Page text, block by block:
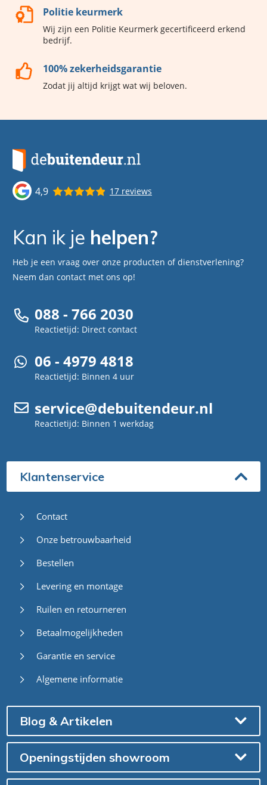
Politie keurmerk
Wij zijn een Politie Keurmerk gecertificeerd erkend
bedrijf.
100% zekerheidsgarantie
Zodat jij altijd krijgt wat wij beloven.
4,9 17 reviews
Kan ik je helpen?
Heb je een vraag over onze producten of dienstverlening?
Neem dan contact met ons op!
088 - 766 2030
Reactietijd: Direct contact
06 - 4979 4818
Reactietijd: Binnen 4 uur
service@debuitendeur.nl
Reactietijd: Binnen 1 werkdag
Klantenservice
Contact
Onze betrouwbaarheid
Bestellen
Levering en montage
Ruilen en retourneren
Betaalmogelijkheden
Garantie en service
Algemene informatie
Blog & Artikelen
Openingstijden showroom